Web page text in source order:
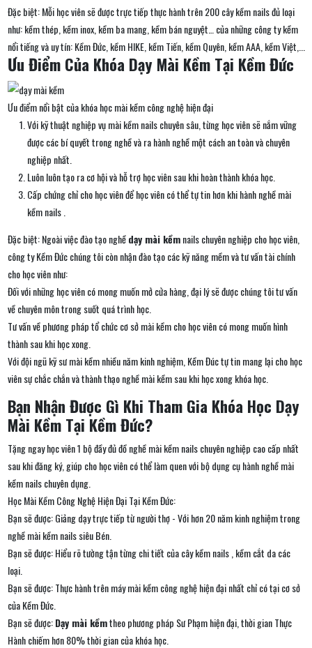
Đặc biệt: Mỗi học viên sẽ được trực tiếp thực hành trên 200 cây kềm nails đủ loại
như: kềm thép, kềm inox, kềm ba mang, kềm bán nguyệt… của những công ty kềm
nổi tiếng và uy tín: Kềm Đức, kềm HIKE, kềm Tiến, kềm Quyên, kềm AAA, kềm Việt,...
Ưu Điểm Của Khóa Dạy Mài Kềm Tại Kềm Đức
Ưu điểm nổi bật của khóa học mài kềm công nghệ hiện đại
Với kỹ thuật nghiệp vụ mài kềm nails chuyên sâu, từng học viên sẽ nắm vững
được các bí quyết trong nghề và ra hành nghề một cách an toàn và chuyên
nghiệp nhất.
Luôn luôn tạo ra cơ hội và hỗ trợ học viên sau khi hoàn thành khóa học.
Cấp chứng chỉ cho học viên để học viên có thể tự tin hơn khi hành nghề mài
kềm nails .
Đặc biệt: Ngoài việc đào tạo nghềdạy mài kềmnails chuyên nghiệp cho học viên,
công ty Kềm Đức chúng tôi còn nhận đào tạo các kỹ năng mềm và tư vấn tài chính
cho học viên như:
Đối với những học viên có mong muốn mở cửa hàng, đại lý sẽ được chúng tôi tư vấn
về chuyên môn trong suốt quá trình học.
Tư vấn về phương pháp tổ chức cơ sở mài kềm cho học viên có mong muốn hình
thành sau khi học xong.
Với đội ngũ kỹ sư mài kềm nhiều năm kinh nghiệm, Kềm Đúc tự tin mang lại cho học
viên sự chắc chắn và thành thạo nghề mài kềm sau khi học xong khóa học.
Bạn Nhận Được Gì Khi Tham Gia Khóa Học Dạy
Mài Kềm Tại Kềm Đức?
Tặng ngay học viên 1 bộ đầy đủ đồ nghề mài kềm nails chuyên nghiệp cao cấp nhất
sau khi đăng ký, giúp cho học viên có thể làm quen với bộ dụng cụ hành nghề mài
kềm nails chuyên dụng.
Học Mài Kềm Công Nghệ Hiện Đại Tại Kềm Đức:
Bạn sẽ được: Giảng dạy trực tiếp từ người thợ - Với hơn 20 năm kinh nghiệm trong
nghề mài kềm nails siêu Bén.
Bạn sẽ được: Hiểu rõ tường tận từng chi tiết của cây kềm nails , kềm cắt da các
loại.
Bạn sẽ được: Thực hành trên máy mài kềm công nghệ hiện đại nhất chỉ có tại cơ sở
của Kềm Đức.
Bạn sẽ được:Dạy mài kềmtheo phương pháp Sư Phạm hiện đại, thời gian Thực
Hành chiếm hơn 80% thời gian của khóa học.